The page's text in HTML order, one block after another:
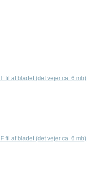
fil af bladet (det vejer ca. 6 mb)
fil af bladet (det vejer ca. 6 mb)